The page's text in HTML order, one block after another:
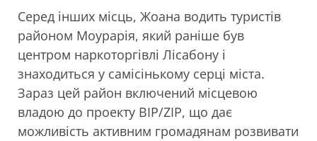
Серед інших місць, Жоана водить туристів
районом Моурарія, який раніше був
центром наркоторгівлі Лісабону і
знаходиться у самісінькому серці міста.
Зараз цей район включений місцевою
владою до проекту BIP/ZIP, що дає
можливість активним громадянам розвивати